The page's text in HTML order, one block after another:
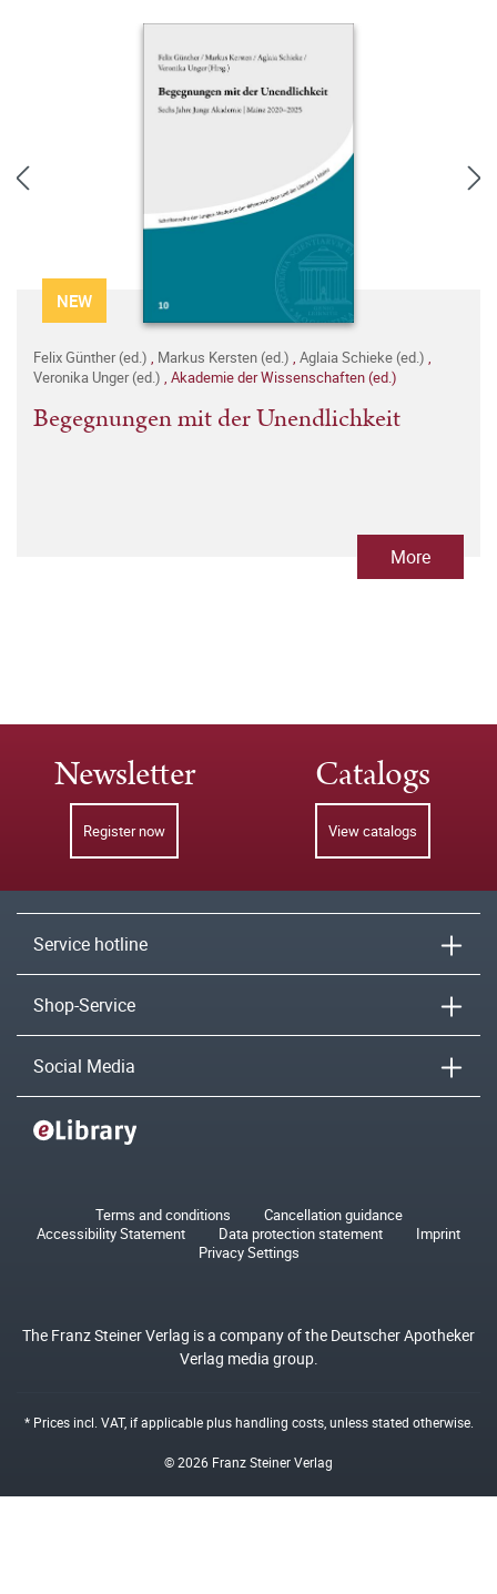
NEW
Felix Günther (ed.) , Markus Kersten (ed.) , Aglaia Schieke (ed.) ,
Veronika Unger (ed.) , Akademie der Wissenschaften (ed.)
Begegnungen mit der Unendlichkeit
More
Newsletter
Register now
Catalogs
View catalogs
Service hotline
Shop-Service
Social Media
Terms and conditions
Cancellation guidance
Accessibility Statement
Data protection statement
Imprint
Privacy Settings
The Franz Steiner Verlag is a company of the Deutscher Apotheker
Verlag media group.
* Prices incl. VAT, if applicable plushandling costs, unless stated otherwise.
© 2026 Franz Steiner Verlag